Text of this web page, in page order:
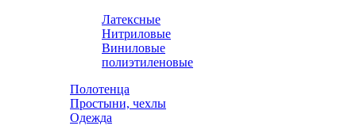
Латексные
Нитриловые
Виниловые
полиэтиленовые
Полотенца
Простыни, чехлы
Одежда